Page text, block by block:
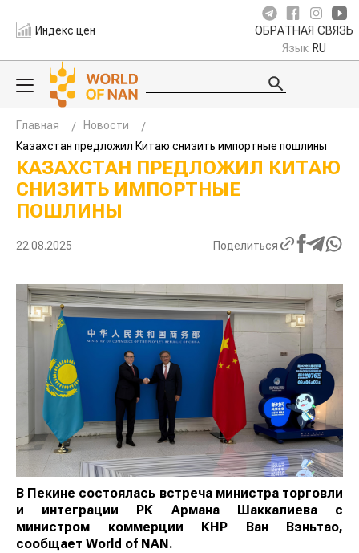
Индекс цен ОБРАТНАЯ СВЯЗЬ
Язык RU
Главная
Новости
Казахстан предложил Китаю снизить импортные пошлины
КАЗАХСТАН ПРЕДЛОЖИЛ КИТАЮ
СНИЗИТЬ ИМПОРТНЫЕ
ПОШЛИНЫ
22.08.2025 Поделиться
В Пекине состоялась встреча министра торговли
и интеграции РК Армана Шаккалиева с
министром коммерции КНР Ван Вэньтао,
сообщает World of NAN.